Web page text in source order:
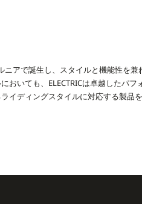
ニアで誕生し、スタイルと機能性を
いても、ELECTRICは卓越したパ
イディングスタイルに対応する製品を